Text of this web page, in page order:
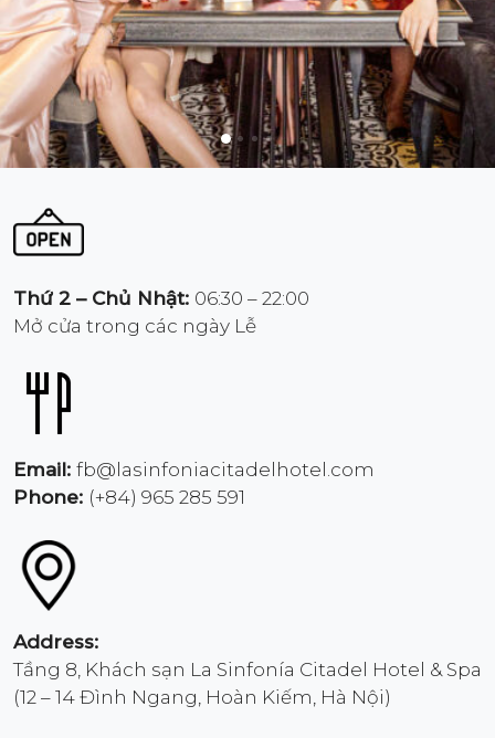
Thứ 2 – Chủ Nhật: 06:30 – 22:00
Mở cửa trong các ngày Lễ
Email: fb@lasinfoniacitadelhotel.com
Phone: (+84) 965 285 591
Address:
Tầng 8, Khách sạn La Sinfonía Citadel Hotel & Spa
(12 – 14 Đình Ngang, Hoàn Kiếm, Hà Nội)